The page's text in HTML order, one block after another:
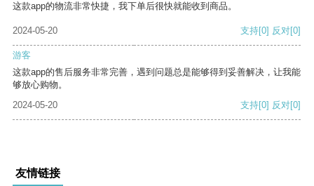
这款app的物流非常快捷，我下单后很快就能收到商品。
2024-05-20 支持[0] 反对[0]
游客
这款app的售后服务非常完善，遇到问题总是能够得到妥善解决，让我能
够放心购物。
2024-05-20
支持[0] 反对[0]
友情链接